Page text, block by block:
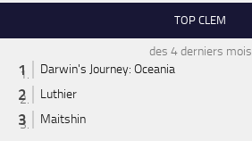
TOP CLEM
des 4 derniers mois
Darwin's Journey: Oceania
Luthier
Maitshin